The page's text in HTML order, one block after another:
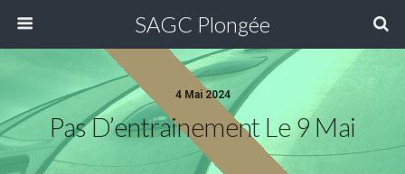
SAGC Plongée
4 Mai 2024
Pas D’entrainement Le 9 Mai